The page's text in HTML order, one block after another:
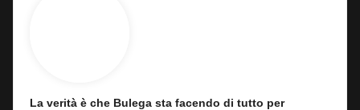
La verità è che Bulega sta facendo di tutto per